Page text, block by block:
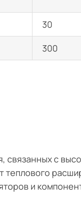
30
300
связанных с
и